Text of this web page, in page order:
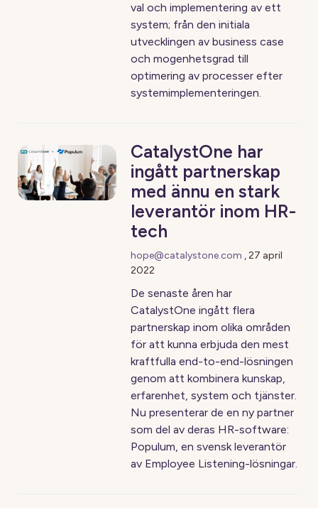
val och implementering av ett
system; från den initiala
utvecklingen av business case
och mogenhetsgrad till
optimering av processer efter
systemimplementeringen.
CatalystOne har
ingått partnerskap
med ännu en stark
leverantör inom HR-
tech
hope@catalystone.com ,27 april
2022
De senaste åren har
CatalystOne ingått flera
partnerskap inom olika områden
för att kunna erbjuda den mest
kraftfulla end-to-end-lösningen
genom att kombinera kunskap,
erfarenhet, system och tjänster.
Nu presenterar de en ny partner
som del av deras HR-software:
Populum, en svensk leverantör
av Employee Listening-lösningar.